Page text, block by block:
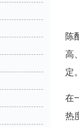
陈
高
定
在
热